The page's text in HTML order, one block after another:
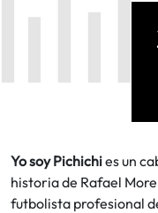
Yo soy Pichichies un
historia de Rafael
futbolista profesional